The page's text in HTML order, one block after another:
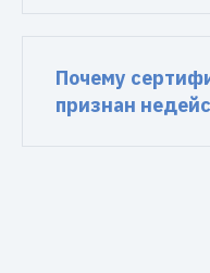
Почему
признан